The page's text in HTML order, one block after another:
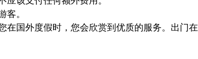
客。
在国外度假时，您会欣赏到优质的服务。出门在